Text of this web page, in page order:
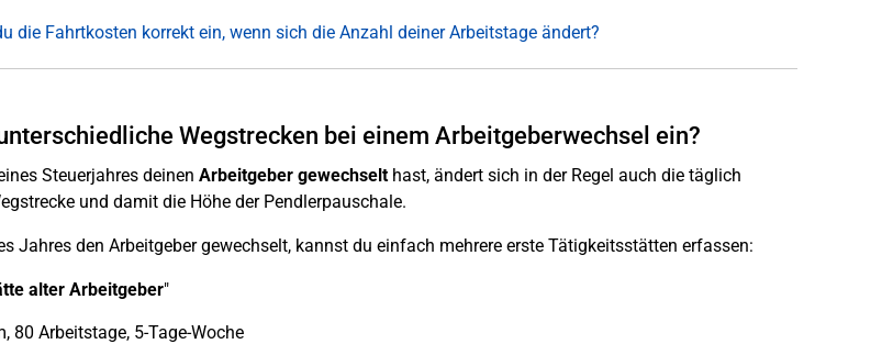
die Fahrtkosten korrekt ein, wenn sich die Anzahl deiner Arbeitstage ändert?
Wegstrecken bei einem Arbeitgeberwechsel ein?
Steuerjahres deinen Arbeitgeber gewechselthast, ändert sich in der Regel auch die täglich
und damit die Höhe der Pendlerpauschale.
Jahres den Arbeitgeber gewechselt, kannst du einfach mehrere erste Tätigkeitsstätten erfassen:
alter Arbeitgeber"
80 Arbeitstage, 5-Tage-Woche